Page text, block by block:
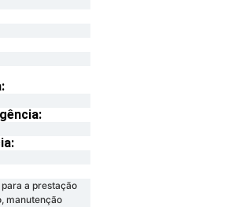
a prestação
manutenção